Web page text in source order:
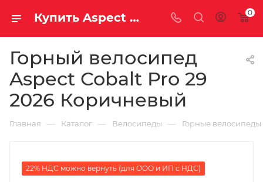
Купить Aspect Cobalt Pro 29 2026 Коричневый за рублей, а со скидкой 0
Горный велосипед
Aspect Cobalt Pro 29
2026 Коричневый
Главная — Каталог — Велосипеды — Горные велосипеды
22% НДС можно вернуть (для ООО и ИП с НДС)